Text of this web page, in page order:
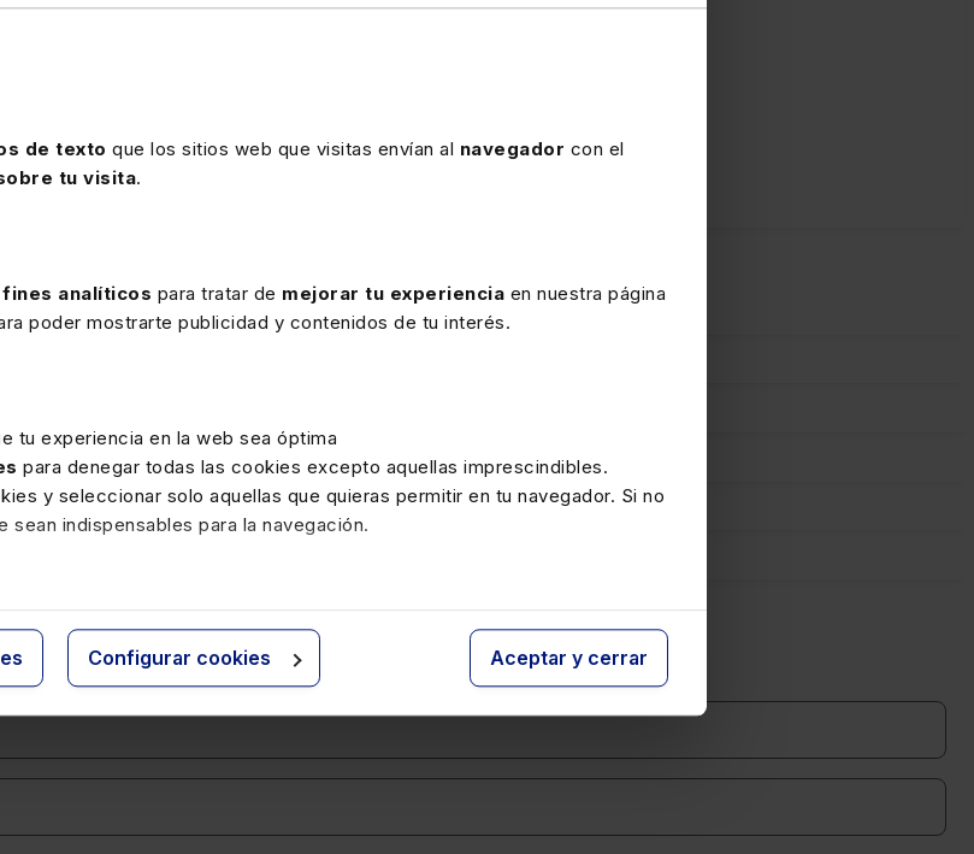
de texto que los sitios web que visitas envían al navegador con el
tu visita.
fines analíticos para tratar de mejorar tu experiencia en nuestra página
poder mostrarte publicidad y contenidos de tu interés.
tu experiencia en la web sea óptima
para denegar todas las cookies excepto aquellas imprescindibles.
y seleccionar solo aquellas que quieras permitir en tu navegador. Si no
sean indispensables para la navegación.
Configurar cookies Aceptar y cerrar
con la Doctrina Administrativa.
artificial aplicada al sector legal.